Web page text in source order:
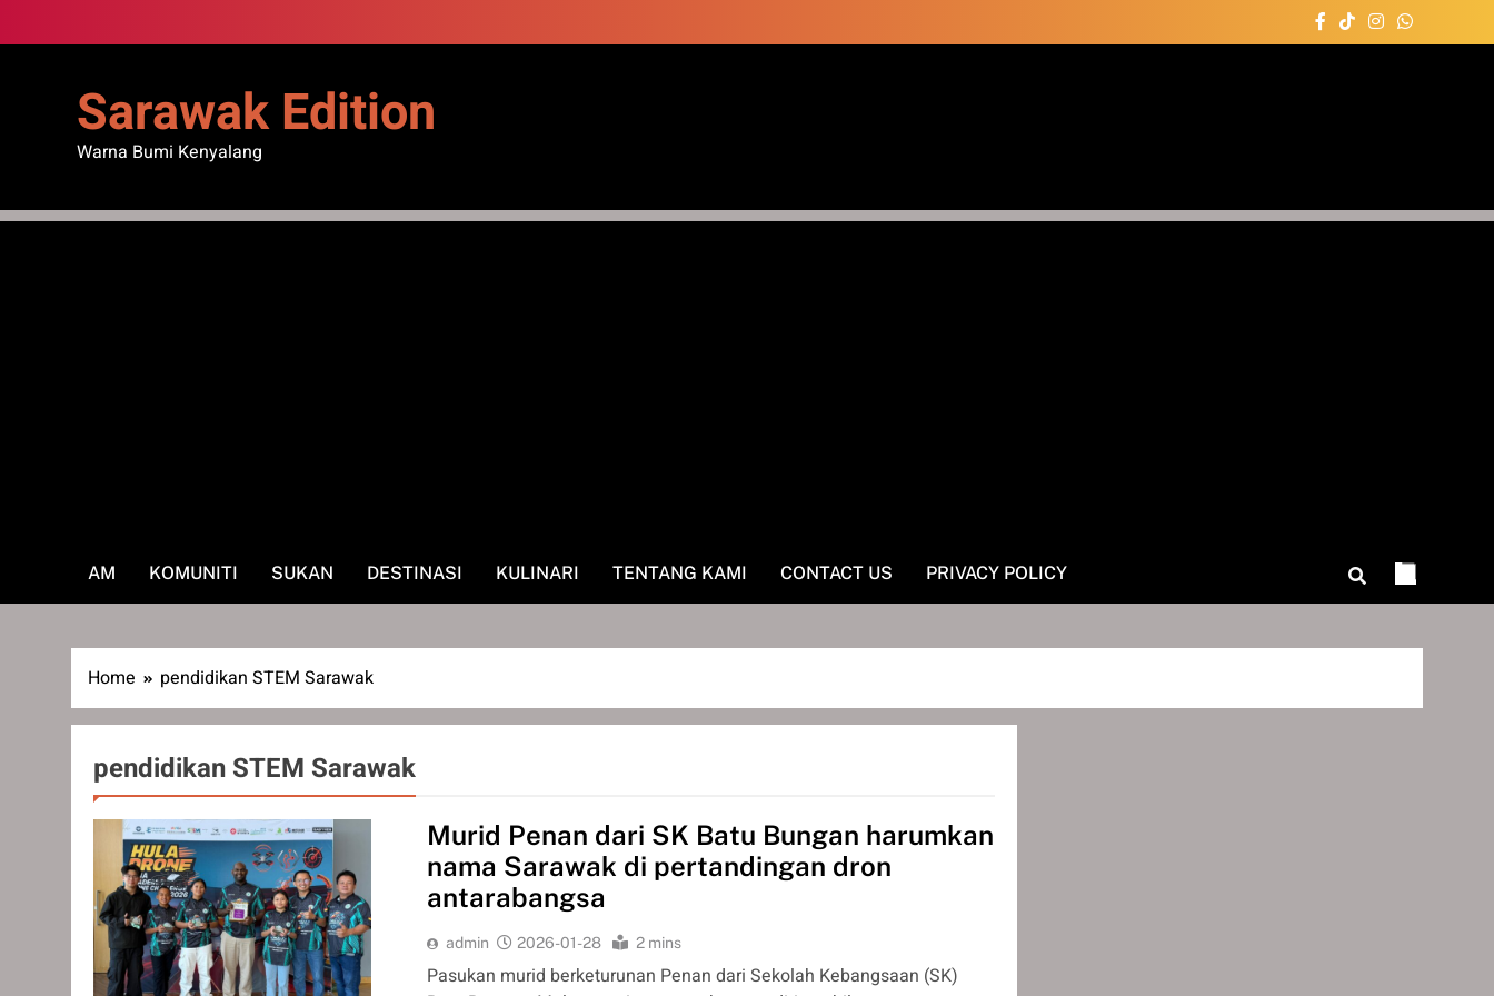
to
Sarawak Edition
Warna Bumi Kenyalang
AM KOMUNITI SUKAN DESTINASI KULINARI TENTANG KAMI CONTACT US PRIVACY POLICY
Home pendidikan STEM Sarawak
pendidikan STEM Sarawak
Murid Penan dari SK Batu Bungan harumkan
nama Sarawak di pertandingan dron
antarabangsa
admin 2026-01-28 2 mins
Pasukan murid berketurunan Penan dari Sekolah Kebangsaan (SK)